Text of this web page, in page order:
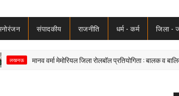
संपादकीय राजनीति धर्म - कर्म जिला -
मानव वर्मा मेमोरियल जिला रोलबॉल प्रतियोगिता : बालक व बालिका दोनों